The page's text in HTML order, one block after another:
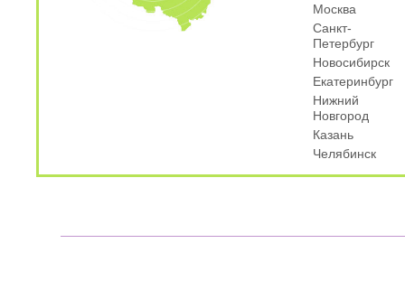
Москва
Санкт-
Петербург
Новосибирск
Екатеринбург
Нижний
Новгород
Казань
Челябинск